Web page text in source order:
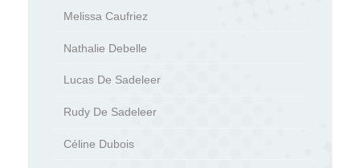
Melissa Caufriez
Nathalie Debelle
Lucas De Sadeleer
Rudy De Sadeleer
Céline Dubois